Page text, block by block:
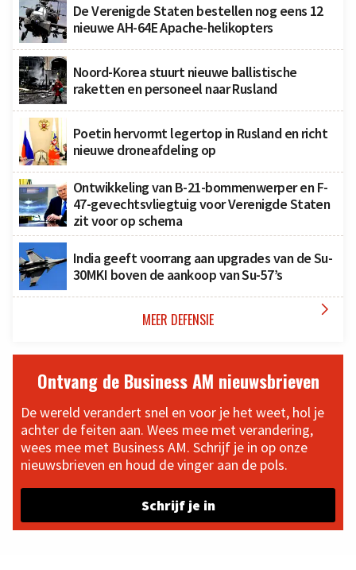
De Verenigde Staten bestellen nog eens 12
nieuwe AH-64E Apache-helikopters
Noord-Korea stuurt nieuwe ballistische
raketten en personeel naar Rusland
Poetin hervormt legertop in Rusland en richt
nieuwe droneafdeling op
Ontwikkeling van B-21-bommenwerper en F-
47-gevechtsvliegtuig voor Verenigde Staten
zit voor op schema
India geeft voorrang aan upgrades van de Su-
30MKI boven de aankoop van Su-57’s
MEER DEFENSIE 
Ontvang de Business AM nieuwsbrieven
De wereld verandert snel en voor je het weet, hol je
achter de feiten aan. Wees mee met verandering,
wees mee met Business AM. Schrijf je in op onze
nieuwsbrieven en houd de vinger aan de pols.
Schrijf je in